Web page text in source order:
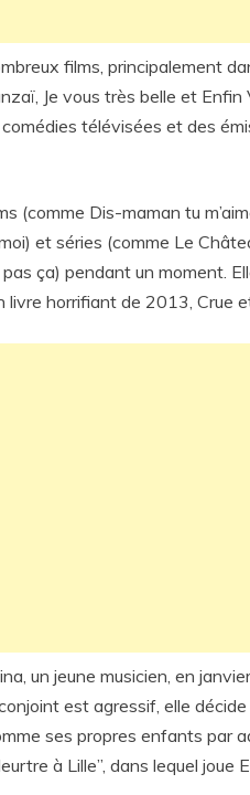
films, principalement
Je vous très belle et
télévisées et des
(comme Dis-maman tu
et séries (comme Le
ça) pendant un moment.
horrifiant de 2013, Crue
un jeune musicien, en
est agressif, elle
ses propres enfants par
à Lille”, dans lequel joue